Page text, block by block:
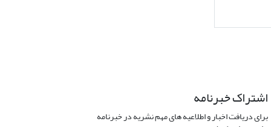
اشتراک خبرنامه
برای دریافت اخبار و اطلاعیه های مهم نشریه در خبرنامه